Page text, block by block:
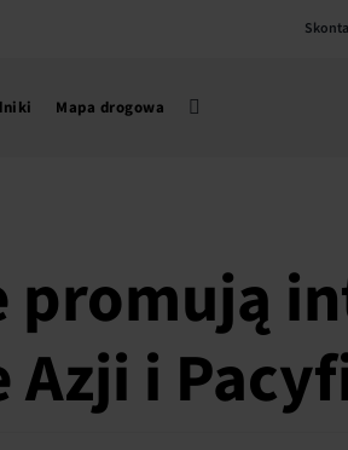
Mapa drogowa
promują
i